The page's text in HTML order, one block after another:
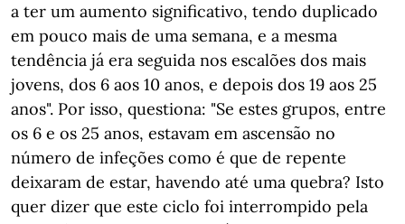
a ter um aumento significativo, tendo duplicado
em pouco mais de uma semana, e a mesma
tendência já era seguida nos escalões dos mais
jovens, dos 6 aos 10 anos, e depois dos 19 aos 25
anos". Por isso, questiona: "Se estes grupos, entre
os 6 e os 25 anos, estavam em ascensão no
número de infeções como é que de repente
deixaram de estar, havendo até uma quebra? Isto
quer dizer que este ciclo foi interrompido pela